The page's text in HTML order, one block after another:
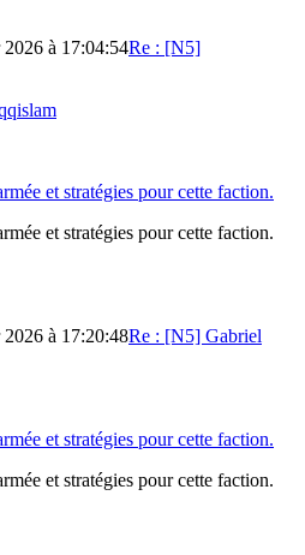
2026 à 17:04:54Re : [N5]
et stratégies pour cette faction.
et stratégies pour cette faction.
2026 à 17:20:48Re : [N5] Gabriel
et stratégies pour cette faction.
et stratégies pour cette faction.